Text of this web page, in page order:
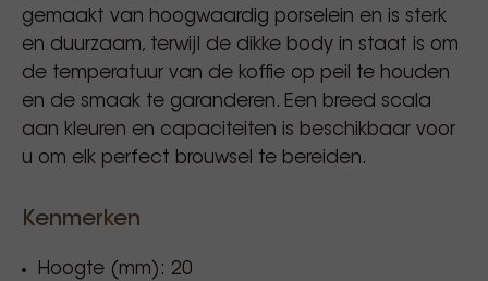
gemaakt van hoogwaardig porselein en is sterk
en duurzaam, terwijl de dikke body in staat is om
de temperatuur van de koffie op peil te houden
en de smaak te garanderen. Een breed scala
aan kleuren en capaciteiten is beschikbaar voor
u om elk perfect brouwsel te bereiden.
Kenmerken
Hoogte (mm): 20